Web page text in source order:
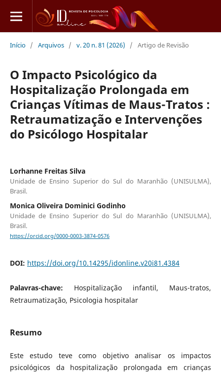
Início / Arquivos / v. 20 n. 81 (2026) / Artigo de Revisão
O Impacto Psicológico da
Hospitalização Prolongada em
Crianças Vítimas de Maus-Tratos :
Retraumatização e Intervenções
do Psicólogo Hospitalar
Lorhanne Freitas Silva
Unidade de Ensino Superior do Sul do Maranhão (UNISULMA),
Brasil.
Monica Oliveira Dominici Godinho
Unidade de Ensino Superior do Sul do Maranhão (UNISULMA),
Brasil.
https://orcid.org/0000-0003-3874-0576
DOI: https://doi.org/10.14295/idonline.v20i81.4384
Palavras-chave: Hospitalização infantil, Maus-tratos,
Retraumatização, Psicologia hospitalar
Resumo
Este estudo teve como objetivo analisar os impactos
psicológicos da hospitalização prolongada em crianças